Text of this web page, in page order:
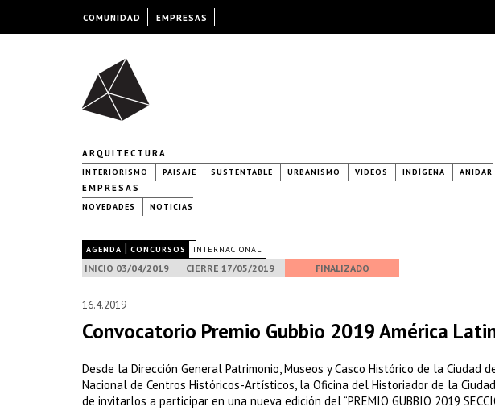
ARQUITECTURA
INTERIORISMO PAISAJE SUSTENTABLE URBANISMO VIDEOS INDÍGENA ANIDAR
EMPRESAS
NOVEDADES NOTICIAS
AGENDA | CONCURSOS INTERNACIONAL
INICIO 03/04/2019 CIERRE 17/05/2019 FINALIZADO
16.4.2019
Convocatorio Premio Gubbio 2019 América
Desde la Dirección General Patrimonio, Museos y Casco Histórico de la Ciudad
Nacional de Centros Históricos-Artísticos, la Oficina del Historiador de la
de invitarlos a participar en una nueva edición del “PREMIO GUBBIO 2019
COMUNIDAD EMPRESAS